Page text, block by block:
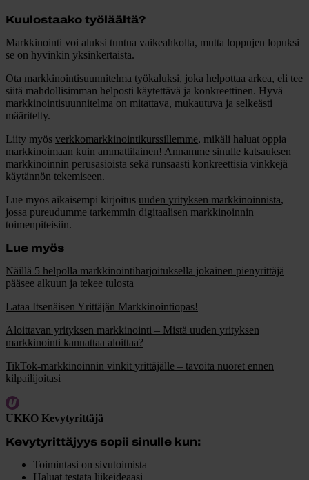
Kuulostaako työläältä?
Markkinointi voi aluksi tuntua vaikeahkolta, mutta loppujen lopuksi
se on hyvinkin yksinkertaista.
Ota markkinointisuunnitelma työkaluksi, joka helpottaa arkea, eli tee
siitä mahdollisimman helposti käytettävä ja konkreettinen. Hyvä
markkinointisuunnitelma on mitattava, mukautuva ja selkeästi
määritelty.
Liity myös verkkomarkkinointikurssillemme, mikäli haluat oppia
markkinoimaan kuin ammattilainen! Annamme sinulle katsauksen
markkinoinnin perusasioista sekä runsaasti konkreettisia vinkkejä
käytännön tekemiseen.
Lue myös aikaisempi kirjoitus uuden yrityksen markkinoinnista,
jossa pureudumme tarkemmin digitaalisen markkinoinnin
toimenpiteisiin.
Lue myös
Näillä 5 helpolla markkinointiharjoituksella jokainen pienyrittäjä
pääsee alkuun ja tekee tulosta
Lataa Itsenäisen Yrittäjän Markkinointiopas!
Aloittavan yrityksen markkinointi – Mistä uuden yrityksen
markkinointi kannattaa aloittaa?
TikTok-markkinoinnin vinkit yrittäjälle – tavoita nuoret ennen
kilpailijoitasi
UKKO Kevytyrittäjä
Kevytyrittäjyys sopii sinulle kun:
Toimintasi on sivutoimista
Haluat testata liikeideaasi